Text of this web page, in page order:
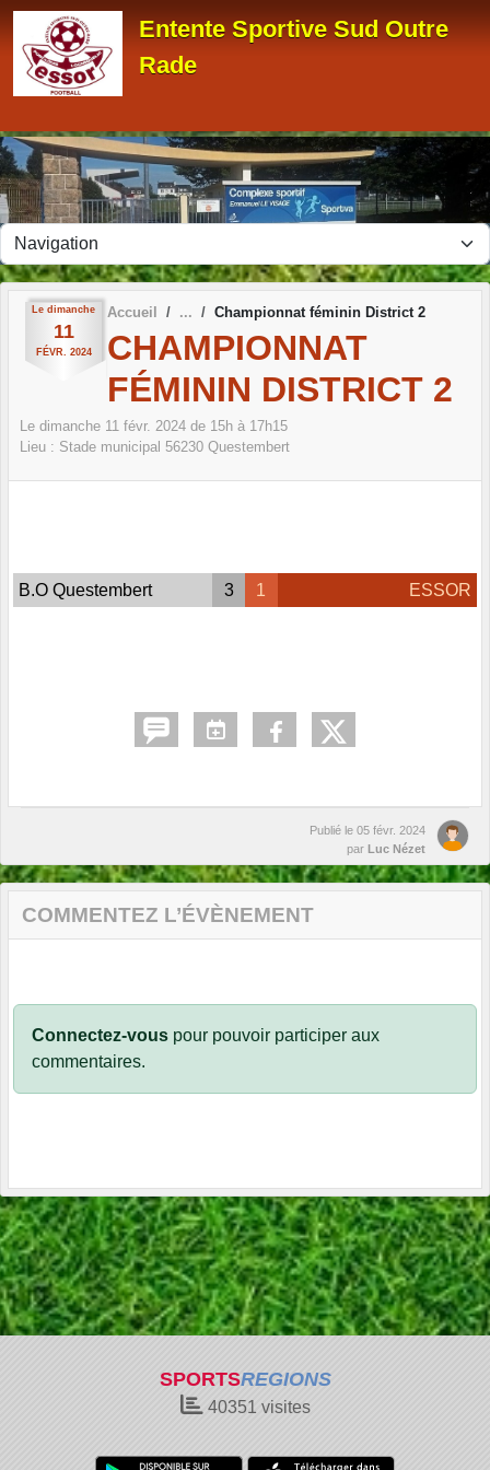
Entente Sportive Sud Outre
Rade
Le dimanche
11
FÉVR. 2024
Accueil Championnat féminin District 2
CHAMPIONNAT
FÉMININ DISTRICT 2
Le dimanche 11 févr. 2024 de 15h à 17h15
Lieu : Stade municipal 56230 Questembert
B.O Questembert 3 1 ESSOR
Publié le 05 févr. 2024
par Luc Nézet
COMMENTEZ L’ÉVÈNEMENT
Connectez-vous pour pouvoir participer aux
commentaires.
SPORTSREGIONS
40351 visites
Panneau de gestion des cookies